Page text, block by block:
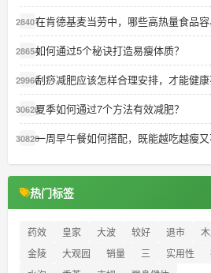
28401在肯德基麦当劳中，哪些高热量食品容
28654如何通过5个秘诀打造易瘦体质？
29966刮痧减肥应该怎样合理安排，才能健
30628夏季如何通过7个方法有效减肥？
30820一周早午餐如何搭配，既能越吃越瘦又
热门标签
药效 皇家 大波 较好 退市
金陵
大观园 销量 三 实用性